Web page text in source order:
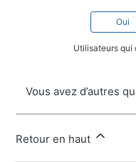
Oui
Utilisateurs qui
Vous avez d’autres
Retour en haut